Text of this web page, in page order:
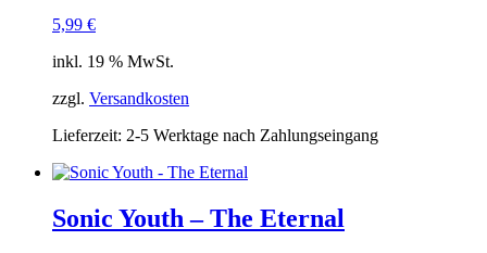
5,99 €
inkl. 19 % MwSt.
zzgl. Versandkosten
Lieferzeit: 2-5 Werktage nach Zahlungseingang
Sonic Youth – The Eternal